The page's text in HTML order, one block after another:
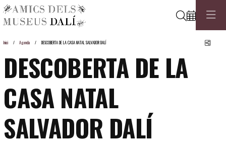
Cerca
Inici Agenda DESCOBERTA DE LA CASA NATAL SALVADOR DALÍ
DESCOBERTA DE LA
CASA NATAL
SALVADOR DALÍ